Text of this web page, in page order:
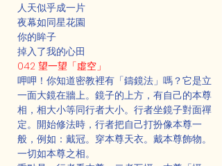
人天似乎成一片
夜幕如同星花園
你的眸子
掉入了我的心田
042 望一望「虛空」
呷呷！你知道密教裡有「鑄鏡法」嗎？它是立
一面大鏡在牆上。鏡子的上方，有自己的本尊
相，相大小等同行者大小。行者坐鏡子對面禪
定。開始修法時，行者把自己打扮像本尊一
般，例如：戴冠。穿本尊天衣。戴本尊飾物。
一切如本尊之相。